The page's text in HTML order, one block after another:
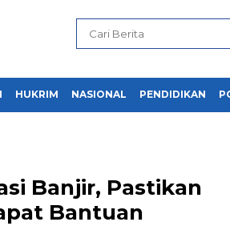
HUKRIM NASIONAL PENDIDIKAN
Banjir, Pastikan
Bantuan